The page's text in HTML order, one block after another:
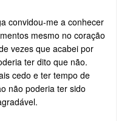
convidou-me a conhecer
mesmo no coração
vezes que acabei por
ter dito que não.
cedo e ter tempo de
não poderia ter sido